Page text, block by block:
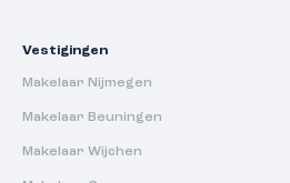
Vestigingen
Makelaar Nijmegen
Makelaar Beuningen
Makelaar Wijchen